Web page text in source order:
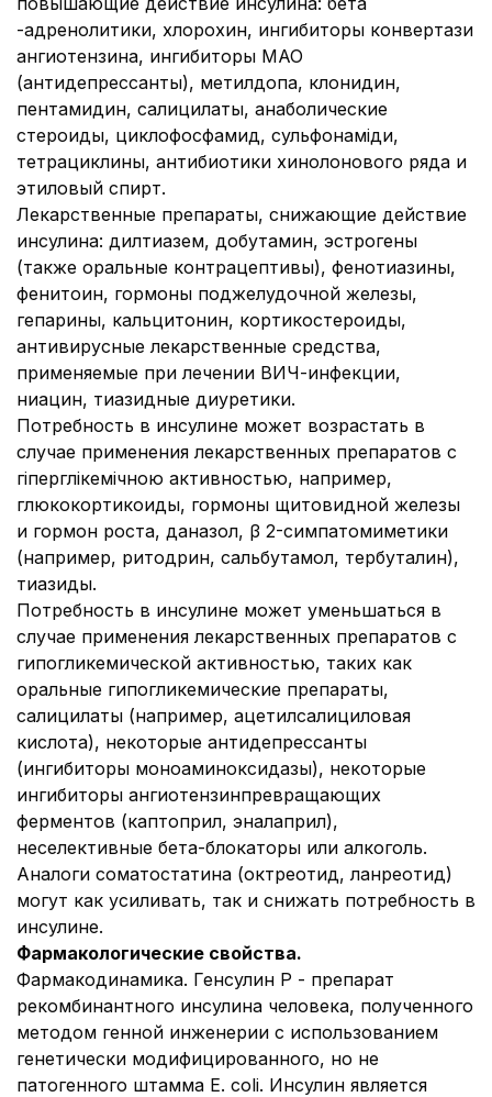
-адренолитики, хлорохин, ингибиторы конвертази
ангиотензина, ингибиторы МАО
(антидепрессанты), метилдопа, клонидин,
пентамидин, салицилаты, анаболические
стероиды, циклофосфамид, сульфонаміди,
тетрациклины, антибиотики хинолонового ряда и
этиловый спирт.
Лекарственные препараты, снижающие действие
инсулина: дилтиазем, добутамин, эстрогены
(также оральные контрацептивы), фенотиазины,
фенитоин, гормоны поджелудочной железы,
гепарины, кальцитонин, кортикостероиды,
антивирусные лекарственные средства,
применяемые при лечении ВИЧ-инфекции,
ниацин, тиазидные диуретики.
Потребность в инсулине может возрастать в
случае применения лекарственных препаратов с
гіперглікемічною активностью, например,
глюкокортикоиды, гормоны щитовидной железы
и гормон роста, даназол, β 2-симпатомиметики
(например, ритодрин, сальбутамол, тербуталин),
тиазиды.
Потребность в инсулине может уменьшаться в
случае применения лекарственных препаратов с
гипогликемической активностью, таких как
оральные гипогликемические препараты,
салицилаты (например, ацетилсалициловая
кислота), некоторые антидепрессанты
(ингибиторы моноаминоксидазы), некоторые
ингибиторы ангиотензинпревращающих
ферментов (каптоприл, эналаприл),
неселективные бета-блокаторы или алкоголь.
Аналоги соматостатина (октреотид, ланреотид)
могут как усиливать, так и снижать потребность в
инсулине.
Фармакологические свойства.
Фармакодинамика. Генсулин Р - препарат
рекомбинантного инсулина человека, полученного
методом генной инженерии с использованием
генетически модифицированного, но не
патогенного штамма Е. соlі. Инсулин является